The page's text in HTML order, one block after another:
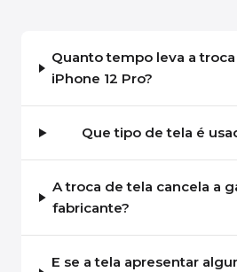
Quanto tempo leva a
iPhone 12 Pro?
Que tipo de tela é
A troca de tela cancela a
fabricante?
E se a tela apresentar